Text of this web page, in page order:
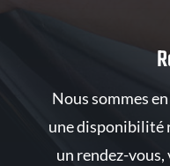
Nous sommes
une disponibilité
un rendez-